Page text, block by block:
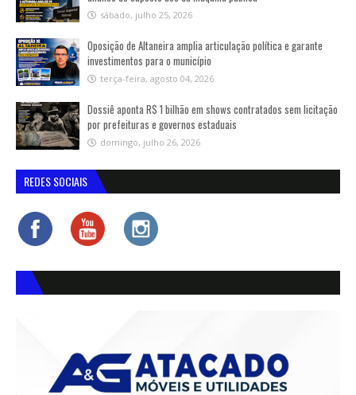
sábado, julho 25, 2026
Oposição de Altaneira amplia articulação política e garante
investimentos para o município
terça-feira, agosto 04, 2026
Dossiê aponta R$ 1 bilhão em shows contratados sem licitação
por prefeituras e governos estaduais
domingo, julho 26, 2026
REDES SOCIAIS